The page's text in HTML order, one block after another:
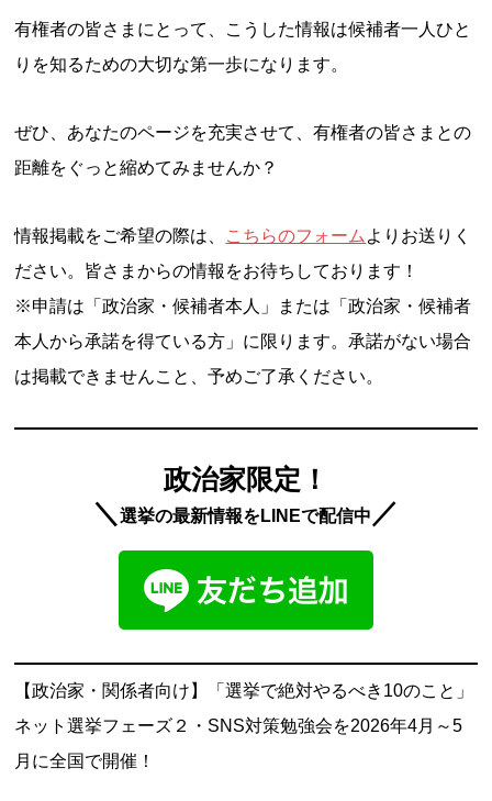
有権者の皆さまにとって、こうした情報は候補者一人ひと
りを知るための大切な第一歩になります。
ぜひ、あなたのページを充実させて、有権者の皆さまとの
距離をぐっと縮めてみませんか？
情報掲載をご希望の際は、 こちらのフォーム よりお送りく
ださい。皆さまからの情報をお待ちしております！
※申請は「政治家・候補者本人」または「政治家・候補者
本人から承諾を得ている方」に限ります。承諾がない場合
は掲載できませんこと、予めご了承ください。
政治家限定！
＼選挙の最新情報をLINEで配信中 ／
【政治家・関係者向け】「選挙で絶対やるべき10のこと」
ネット選挙フェーズ２・SNS対策勉強会を2026年4月～5
月に全国で開催！